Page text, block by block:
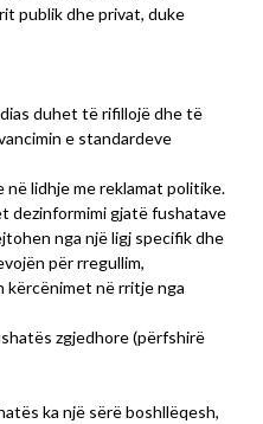
publik dhe privat, duke
duhet të rifillojë dhe të
e standardeve
lidhje me reklamat politike.
dezinformimi gjatë fushatave
nga një ligj specifik dhe
për rregullim,
kërcënimet në rritje nga
zgjedhore (përfshirë
ka një sërë boshllëqesh,